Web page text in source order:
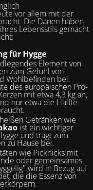
vor allem mit der
Die Dänen haben
Lebensstils gemacht
für Hygge
Element von
zum Gefühl von
Wohlbefinden bei.
des europäischen Pro-
mit etwa 4,3 kg an,
nur etwa die Hälfte
Getränken wie
ist ein wichtiger
und trägt zum
zu Hause bei.
wie Picknicks mit
oder gemeinsames
wird in Bezug auf
die die Essenz von